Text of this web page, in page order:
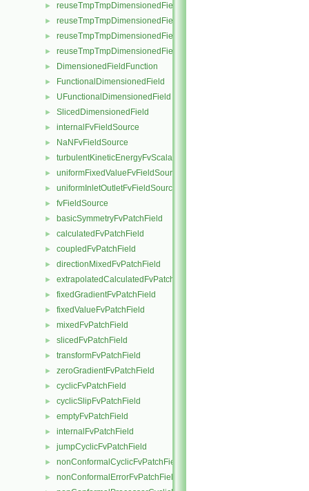
► reuseTmpTmpDimensionedField
► reuseTmpTmpDimensionedField< TypeR, Type1, TypeR,
► reuseTmpTmpDimensionedField< TypeR, TypeR, Type2,
► reuseTmpTmpDimensionedField< TypeR, TypeR, TypeR,
► DimensionedFieldFunction
► FunctionalDimensionedField
► UFunctionalDimensionedField
► SlicedDimensionedField
► internalFvFieldSource
► NaNFvFieldSource
► turbulentKineticEnergyFvScalarFieldSource
► uniformFixedValueFvFieldSource
► uniformInletOutletFvFieldSource
► fvFieldSource
► basicSymmetryFvPatchField
► calculatedFvPatchField
► coupledFvPatchField
► directionMixedFvPatchField
► extrapolatedCalculatedFvPatchField
► fixedGradientFvPatchField
► fixedValueFvPatchField
► mixedFvPatchField
► slicedFvPatchField
► transformFvPatchField
► zeroGradientFvPatchField
► cyclicFvPatchField
► cyclicSlipFvPatchField
► emptyFvPatchField
► internalFvPatchField
► jumpCyclicFvPatchField
► nonConformalCyclicFvPatchField
► nonConformalErrorFvPatchField